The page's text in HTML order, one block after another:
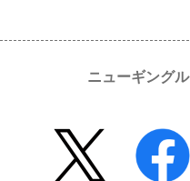
ニューギング